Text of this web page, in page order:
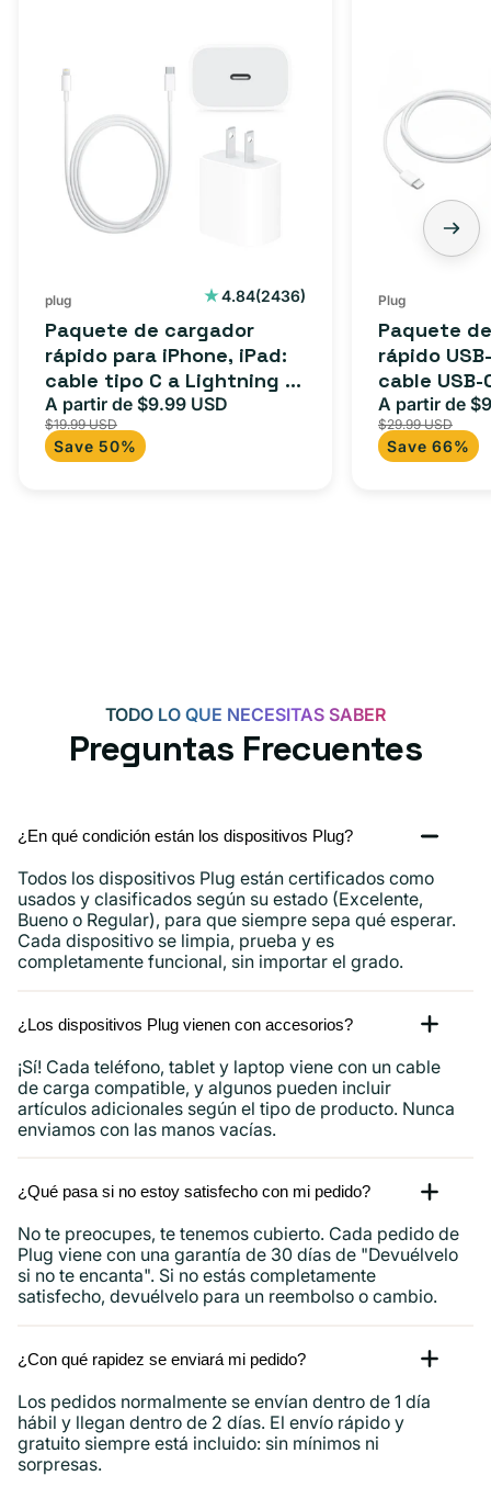
plug 4.84(2436)
2436
Paquete de cargador
rápido para iPhone, iPad:
cable tipo C a Lightning (1
m) + adaptador tipo C
Precio
de
oferta
A partir de $9.99 USD
$19.99 USD
Save 50%
Plug
Paquete
rápido
cable USB-
adaptador
para
iPad y más.
Precio
de
oferta
A partir de
$29.99 USD
Save 66%
TODO LO QUE NECESITAS SABER
Preguntas Frecuentes
¿En qué condición están los dispositivos Plug?
Todos los dispositivos Plug están certificados como
usados ​​y clasificados según su estado (Excelente,
Bueno o Regular), para que siempre sepa qué esperar.
Cada dispositivo se limpia, prueba y es
completamente funcional, sin importar el grado.
¿Los dispositivos Plug vienen con accesorios?
¡Sí! Cada teléfono, tablet y laptop viene con un cable
de carga compatible, y algunos pueden incluir
artículos adicionales según el tipo de producto. Nunca
enviamos con las manos vacías.
¿Qué pasa si no estoy satisfecho con mi pedido?
No te preocupes, te tenemos cubierto. Cada pedido de
Plug viene con una garantía de 30 días de "Devuélvelo
si no te encanta". Si no estás completamente
satisfecho, devuélvelo para un reembolso o cambio.
¿Con qué rapidez se enviará mi pedido?
Los pedidos normalmente se envían dentro de 1 día
hábil y llegan dentro de 2 días. El envío rápido y
gratuito siempre está incluido: sin mínimos ni
sorpresas.